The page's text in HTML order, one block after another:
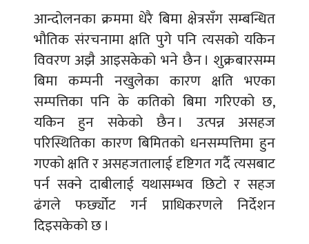
आन्दोलनका क्रममा धेरै बिमा क्षेत्रसँग सम्बन्धित
भौतिक संरचनामा क्षति पुगे पनि त्यसको यकिन
विवरण अझै आइसकेको भने छैन । शुक्रबारसम्म
बिमा कम्पनी नखुलेका कारण क्षति भएका
सम्पत्तिका पनि के कतिको बिमा गरिएको छ,
यकिन हुन सकेको छैन । उत्पन्न असहज
परिस्थितिका कारण बिमितको धनसम्पत्तिमा हुन
गएको क्षति र असहजतालाई दृष्टिगत गर्दै त्यसबाट
पर्न सक्ने दाबीलाई यथासम्भव छिटो र सहज
ढंगले फर्छ्योट गर्न प्राधिकरणले निर्देशन
दिइसकेको छ ।